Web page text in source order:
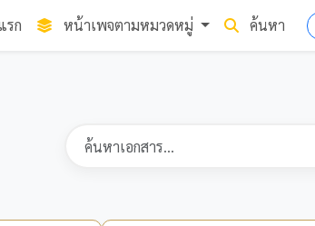
รก หน้าเพจตามหมวดหมู่ ค้นหา